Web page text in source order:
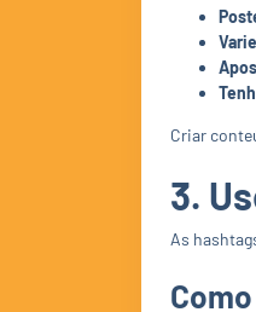
Criar
3.
As